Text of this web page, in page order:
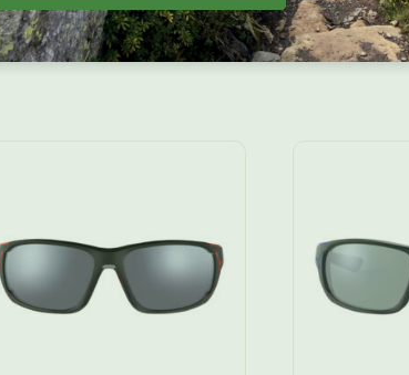
kunnen gecombineerd worden met een